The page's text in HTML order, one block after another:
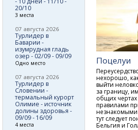
Поцелуи
нехорошо,
выйти
за границу,
общих
правилами
тут следует
Бельгия и
20/10
3 места
07 августа 2026
Турлидер в
Баварии -
изумрудная гладь
озер - 02/09 - 09/09
Одно место
07 августа 2026
Турлидер в
Словении -
термальный курорт
Олимие - источник
долины здоровья -
09/09 - 16/09
4 места